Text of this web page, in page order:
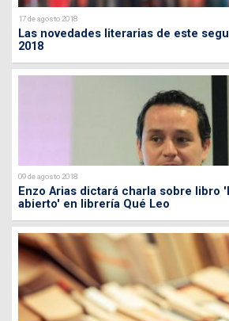
17 de agosto 2018
Las novedades literarias de este
2018
09 de agosto 2018
Enzo Arias dictará charla sobre libro
abierto' en librería Qué Leo